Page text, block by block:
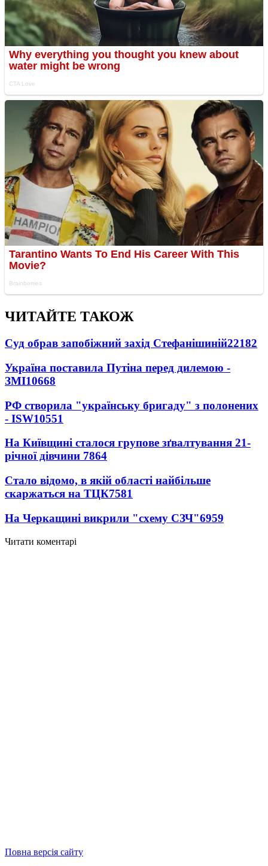
ЧИТАЙТЕ ТАКОЖ
Суд обрав запобіжний захід Стефанішиній22182
Україна поставила Путіна перед дилемою -
ЗМІ10668
РФ створила "українську бригаду" з полонених
- ISW10551
На Київщині сталося групове зґвалтування 21-
річної дівчини 7864
Стало відомо, в якій області найбільше
скаржаться на ТЦК7581
На Черкащині викрили "схему СЗЧ"6959
Читати коментарі
Повна версія сайту